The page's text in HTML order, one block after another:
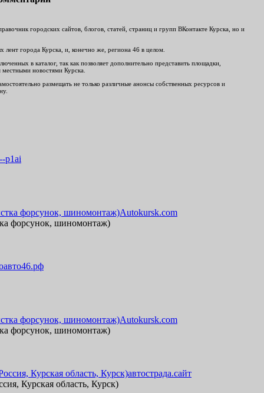
городских сайтов, блогов, статей, страниц и групп ВКонтакте Курска, но и
лент города Курска, и, конечно же, региона 46 в целом.
в каталог, так как позволяет дополнительно представить площадки,
новостями Курска.
размещать не только различные анонсы собственных ресурсов и
p1ai
Autokursk.com
форсунок, шиномонтаж)
Autokursk.com
форсунок, шиномонтаж)
автострада.сайт
Курская область, Курск)